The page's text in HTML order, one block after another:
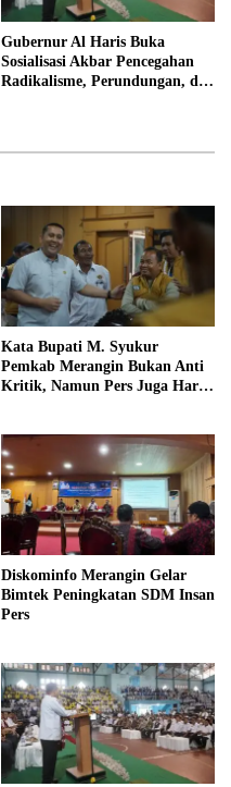
Gubernur Al Haris Buka
Sosialisasi Akbar Pencegahan
Radikalisme, Perundungan, dan
Kata Bupati M. Syukur
Pemkab Merangin Bukan Anti
Kritik, Namun Pers Juga Harus
Diskominfo Merangin Gelar
Bimtek Peningkatan SDM Insan
Pers